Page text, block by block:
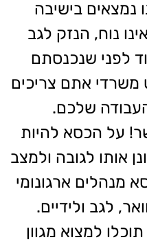
נמצאים בישיבה
נוח, הנזק לגב
לפני שנכנסתם
משרדי אתם צריכים
שלכם.
על הכסא להיות
אותו לגובה ולמצב
מנהלים ארגונומי
לגב ולידיים.
למצוא מגוון